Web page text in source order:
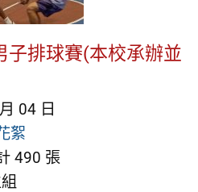
子排球賽(本校承辦並
04 日
絮
490 張